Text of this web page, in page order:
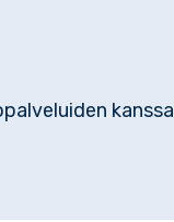
kanssa